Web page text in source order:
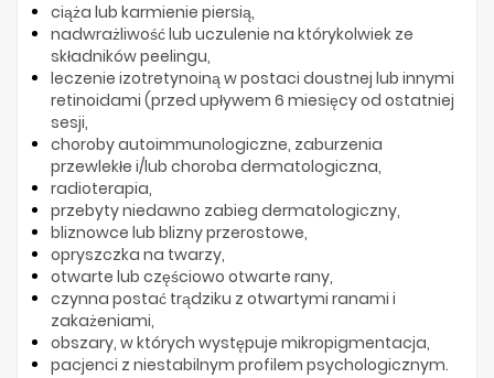
ciąża lub karmienie piersią,
nadwrażliwość lub uczulenie na którykolwiek ze
składników peelingu,
leczenie izotretynoiną w postaci doustnej lub innymi
retinoidami (przed upływem 6 miesięcy od ostatniej
sesji,
choroby autoimmunologiczne, zaburzenia
przewlekłe i/lub choroba dermatologiczna,
radioterapia,
przebyty niedawno zabieg dermatologiczny,
bliznowce lub blizny przerostowe,
opryszczka na twarzy,
otwarte lub częściowo otwarte rany,
czynna postać trądziku z otwartymi ranami i
zakażeniami,
obszary, w których występuje mikropigmentacja,
pacjenci z niestabilnym profilem psychologicznym.